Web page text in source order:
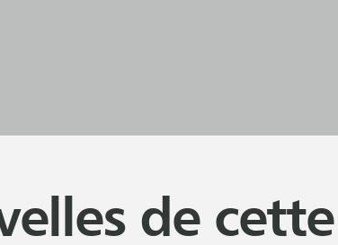
de